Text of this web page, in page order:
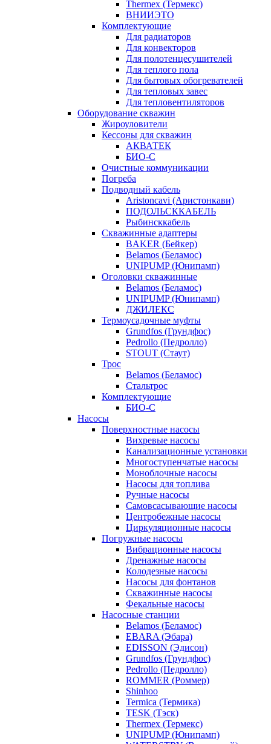
Thermex (Термекс)
ВНИИЭТО
Комплектующие
Для радиаторов
Для конвекторов
Для полотенцесушителей
Для теплого пола
Для бытовых обогревателей
Для тепловых завес
Для тепловентиляторов
Оборудование скважин
Жироуловители
Кессоны для скважин
АКВАТЕК
БИО-С
Очистные коммуникации
Погреба
Подводный кабель
Aristoncavi (Аристонкави)
ПОДОЛЬСККАБЕЛЬ
Рыбинсккабель
Скважинные адаптеры
BAKER (Бейкер)
Belamos (Беламос)
UNIPUMP (Юнипамп)
Оголовки скважинные
Belamos (Беламос)
UNIPUMP (Юнипамп)
ДЖИЛЕКС
Термоусадочные муфты
Grundfos (Грундфос)
Pedrollo (Педролло)
STOUT (Стаут)
Трос
Belamos (Беламос)
Стальтрос
Комплектующие
БИО-С
Насосы
Поверхностные насосы
Вихревые насосы
Канализационные установки
Многоступенчатые насосы
Моноблочные насосы
Насосы для топлива
Ручные насосы
Самовсасывающие насосы
Центробежные насосы
Циркуляционные насосы
Погружные насосы
Вибрационные насосы
Дренажные насосы
Колодезные насосы
Насосы для фонтанов
Скважинные насосы
Фекальные насосы
Насосные станции
Belamos (Беламос)
EBARA (Эбара)
EDISSON (Эдисон)
Grundfos (Грундфос)
Pedrollo (Педролло)
ROMMER (Роммер)
Shinhoo
Termica (Термика)
TESK (Тэск)
Thermex (Термекс)
UNIPUMP (Юнипамп)